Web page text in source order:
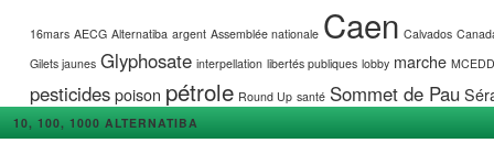
16mars AECG Alternatiba argent Assemblée nationale Caen Calvados
Gilets jaunes Glyphosate interpellation libertés publiques lobby marche MCEDD
pesticidespoison pétrole Round Up santé Sommet de Pau
10, 100, 1000 ALTERNATIBA